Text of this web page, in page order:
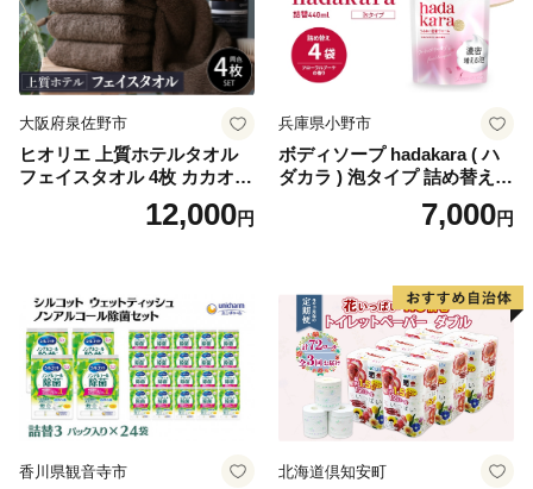
ぺーぱー トイレ クレシア ト
イレットペーパー [BDBH002
-1]
大阪府泉佐野市
ヒオリエ 上質ホテルタオル
フェイスタオル 4枚 カカオ
【タオル 泉州タオル 吸水 普
段使い 無地 シンプル 日用品
12,000円
兵庫県小野市
ボディソープ hadakara ( ハ
ダカラ ) 泡タイプ 詰め替え 4
40ml×4袋 ボディーソープ 泡
ボディソープ 泡 日用品 消耗
泡石鹸 石鹸 兵庫 兵庫県 小野
7,000円
香川県観音寺市 北海道倶知安町